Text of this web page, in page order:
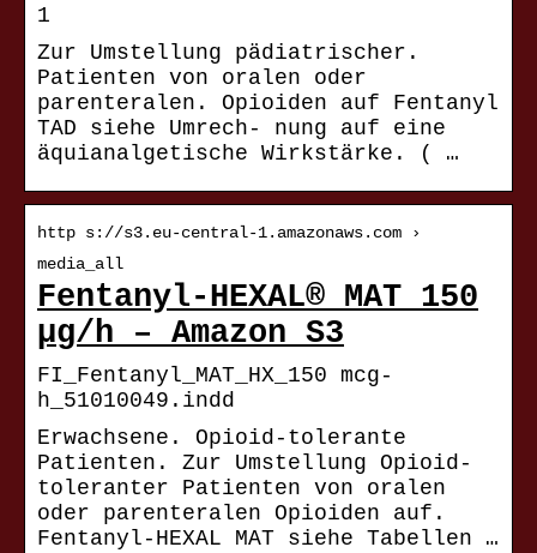
1
Zur Umstellung pädiatrischer.
Patienten von oralen oder
parenteralen. Opioiden auf Fentanyl
TAD siehe Umrech- nung auf eine
äquianalgetische Wirkstärke. ( …
http s://s3.eu-central-1.amazonaws.com ›
media_all
Fentanyl-HEXAL® MAT 150
μg/h – Amazon S3
FI_Fentanyl_MAT_HX_150 mcg-
h_51010049.indd
Erwachsene. Opioid-tolerante
Patienten. Zur Umstellung Opioid-
toleranter Patienten von oralen
oder parenteralen Opioiden auf.
Fentanyl-HEXAL MAT siehe Tabellen …